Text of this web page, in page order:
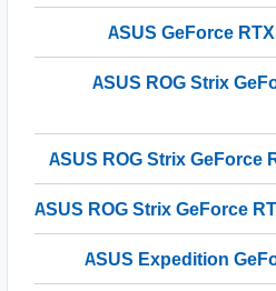
ASUS GeForce
ASUS ROG Strix
ASUS ROG Strix GeForce
ASUS ROG Strix GeForce
ASUS Expedition